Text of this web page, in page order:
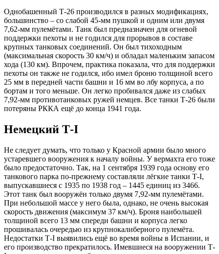
Однобашенный Т-26 производился в разных модификациях,
большинство – со слабой 45-мм пушкой и одним или двумя
7,62-мм пулемётами. Танк был предназначен для огневой
поддержки пехоты и не годился для прорывов в составе
крупных танковых соединений. Он был тихоходным
(максимальная скорость 30 км/ч) и обладал маленьким запасом
хода (130 км). Впрочем, практика показала, что для поддержки
пехоты он также не годился, ибо имел броню толщиной всего
25 мм в передней части башни и 16 мм во лбу корпуса, а по
бортам и того меньше. Он легко пробивался даже из слабых
7,92-мм противотанковых ружей немцев. Все танки Т-26 были
потеряны РККА ещё до конца 1941 года.
Немецкий Т-I
Не следует думать, что только у Красной армии было много
устаревшего вооружения к началу войны. У вермахта его тоже
было предостаточно. Так, на 1 сентября 1939 года основу его
танкового парка по-прежнему составляли лёгкие танки Т-I,
выпускавшиеся с 1935 по 1938 год – 1445 единиц из 3466.
Этот танк был вооружён только двумя 7,92-мм пулемётами.
При небольшой массе у него была, однако, не очень высокая
скорость движения (максимум 37 км/ч). Броня наибольшей
толщиной всего 13 мм спереди башни и корпуса легко
прошивалась очередью из крупнокалиберного пулемёта.
Недостатки Т-I выявились ещё во время войны в Испании, и
его производство прекратилось. Имевшиеся на вооружении Т-